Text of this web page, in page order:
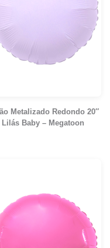
Metalizado Redondo 20″
Lilás Baby – Megatoon